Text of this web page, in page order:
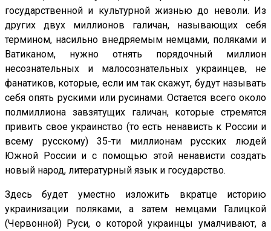
государственной и культурной жизнью до неволи. Из
других двух миллионов галичан, называющих себя
термином, насильно внедряемым немцами, поляками и
Ватиканом, нужно отнять порядочный миллион
несознательных и малосознательных украинцев, не
фанатиков, которые, если им так скажут, будут называть
себя опять рускими или русинами. Остается всего около
полмиллиона завзятущих галичан, которые стремятся
привить свое украинство (то есть ненависть к России и
всему русскому) 35-ти миллионам русских людей
Южной России и с помощью этой ненависти создать
новый народ, литературный язык и государство.
Здесь будет уместно изложить вкратце историю
украинизации поляками, а затем немцами Галицкой
(Червонной) Руси, о которой украинцы умалчивают, а